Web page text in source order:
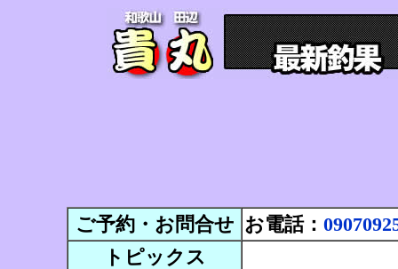
ご予約・お問合せ お電話：
トピックス